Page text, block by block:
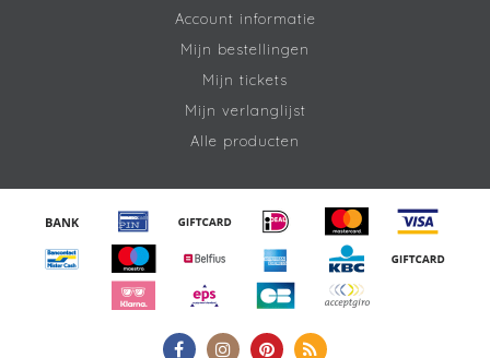
Account informatie
Mijn bestellingen
Mijn tickets
Mijn verlanglijst
Alle producten